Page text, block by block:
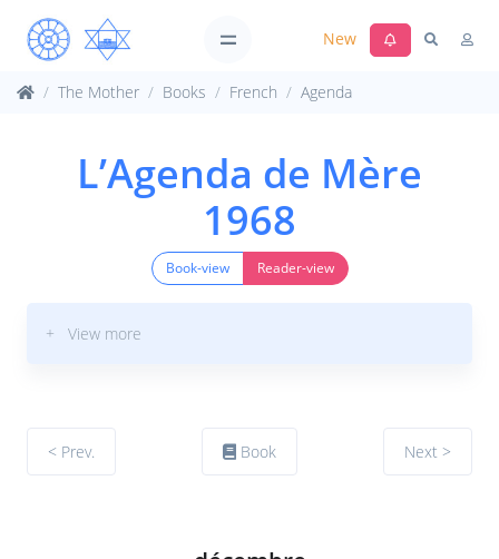
New
The Mother Books French Agenda
L’Agenda de Mère
1968
Book-view Reader-view
+ View more
< Prev. Book Next >